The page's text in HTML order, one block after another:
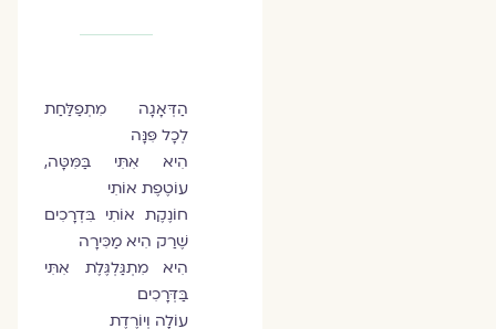
הַדְּאָגָה מִתְפַלַּחַת
לְכָל פִּנָּה
הִיא אִתִּי בַּמִּטָּה,
עוֹטֶפֶת אוֹתִי
חוֹנֶקֶת אוֹתִי בִּדְרָכִים
שֶׁרַק הִיא מַכִּירָה
הִיא מִתְגַּלְגֶּלֶת אִתִּי
בַּדְּרָכִים
עוֹלָה וְיוֹרֶדֶת